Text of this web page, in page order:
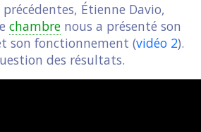
Étienne Davio,
chambre nous a présenté son
son fonctionnement (vidéo 2).
des résultats.